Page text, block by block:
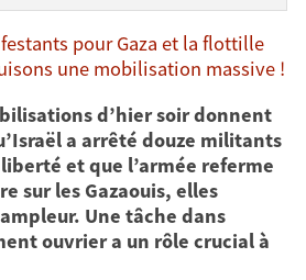
pour Gaza et la flottille
une mobilisation massive !
d’hier soir donnent
a arrêté douze militants
et que l’armée referme
sur les Gazaouis, elles
Une tâche dans
ouvrier a un rôle crucial à